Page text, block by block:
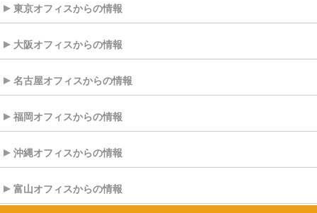
東京オフィスからの情報
大阪オフィスからの情報
名古屋オフィスからの情報
福岡オフィスからの情報
沖縄オフィスからの情報
富山オフィスからの情報